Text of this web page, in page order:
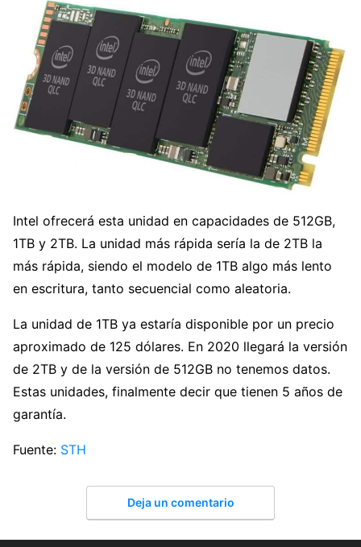
Intel ofrecerá esta unidad en capacidades de 512GB,
1TB y 2TB. La unidad más rápida sería la de 2TB la
más rápida, siendo el modelo de 1TB algo más lento
en escritura, tanto secuencial como aleatoria.
La unidad de 1TB ya estaría disponible por un precio
aproximado de 125 dólares. En 2020 llegará la versión
de 2TB y de la versión de 512GB no tenemos datos.
Estas unidades, finalmente decir que tienen 5 años de
garantía.
Fuente: STH
Deja un comentario